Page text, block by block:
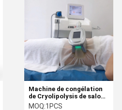
Machine de congélation
de Cryolipolysis de salon
grosse avec l'onde choc
MOQ:1PCS